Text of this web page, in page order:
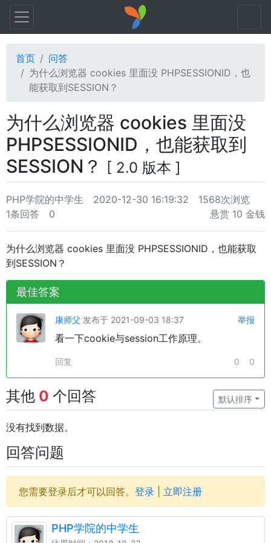
首页
问答
为什么浏览器 cookies 里面没 PHPSESSIONID，也
能获取到SESSION？
为什么浏览器 cookies 里面没
PHPSESSIONID，也能获取到
SESSION？
[ 2.0 版本 ]
PHP学院的中学生 2020-12-30 16:19:32
1568次浏览
1条回答
0 悬赏 10 金钱
为什么浏览器 cookies 里面没 PHPSESSIONID，也能获取
到SESSION？
最佳答案
康师父 发布于 2021-09-03 18:37 举报
看一下cookie与session工作原理。
回复 0 0
其他 0 个回答 默认排序
没有找到数据。
回答问题
您需要登录后才可以回答。 登录 立即注册
PHP学院的中学生